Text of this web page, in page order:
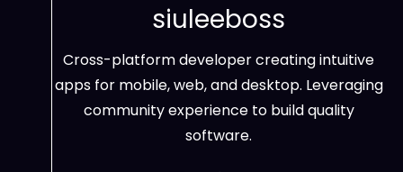
siuleeboss
Cross-platform developer creating intuitive
apps for mobile, web, and desktop. Leveraging
community experience to build quality
software.